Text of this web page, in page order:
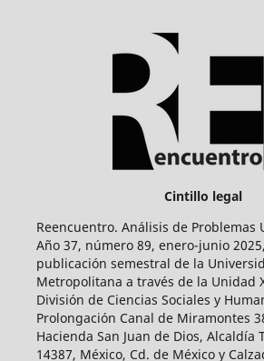
Cintillo legal
Reencuentro. Análisis de Problemas
Año 37, número 89, enero-junio
publicación semestral de la
Metropolitana a través de la Unidad
División de Ciencias Sociales y
Prolongación Canal de Miramontes
Hacienda San Juan de Dios, Alcaldía
14387, México, Cd. de México y